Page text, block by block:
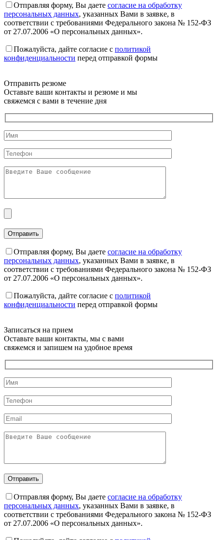
Отправляя форму, Вы даете согласие на обработку
персональных данных, указанных Вами в заявке, в
соответствии с требованиями Федерального закона № 152-ФЗ
от 27.07.2006 «О персональных данных».
Пожалуйста, дайте согласие c политикой
конфиденциальности перед отправкой формы
Отправить резюме
Оставьте ваши контакты и резюме и мы
свяжемся с вами в течение дня
Отправляя форму, Вы даете согласие на обработку
персональных данных, указанных Вами в заявке, в
соответствии с требованиями Федерального закона № 152-ФЗ
от 27.07.2006 «О персональных данных».
Пожалуйста, дайте согласие c политикой
конфиденциальности перед отправкой формы
Записаться на прием
Оставьте ваши контакты, мы с вами
свяжемся и запишем на удобное время
Отправляя форму, Вы даете согласие на обработку
персональных данных, указанных Вами в заявке, в
соответствии с требованиями Федерального закона № 152-ФЗ
от 27.07.2006 «О персональных данных».